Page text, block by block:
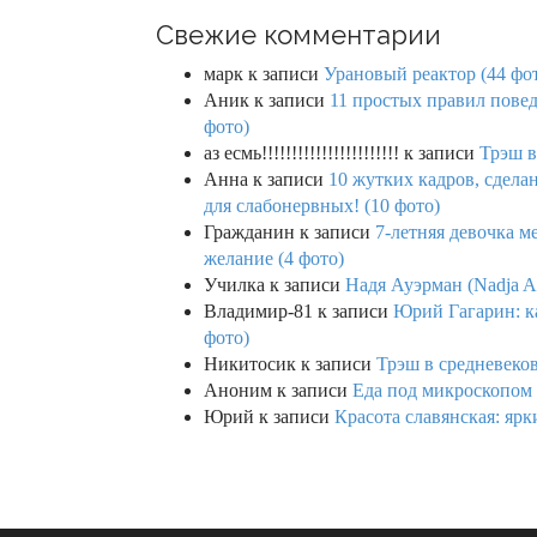
Свежие комментарии
марк к записи Урановый реактор (44
Аник к записи 11 простых правил
фото)
аз есмь!!!!!!!!!!!!!!!!!!!!!!! к записи Трэш в
Анна к записи 10 жутких кадров,
для слабонервных! (10 фото)
Гражданин к записи 7-летняя девочка
желание (4 фото)
Училка к записи Надя Ауэрман (Nadja
Владимир-81 к записи Юрий Гагарин:
фото)
Никитосик к записи Трэш в
Аноним к записи Еда под микроскопом
Юрий к записи Красота славянская: